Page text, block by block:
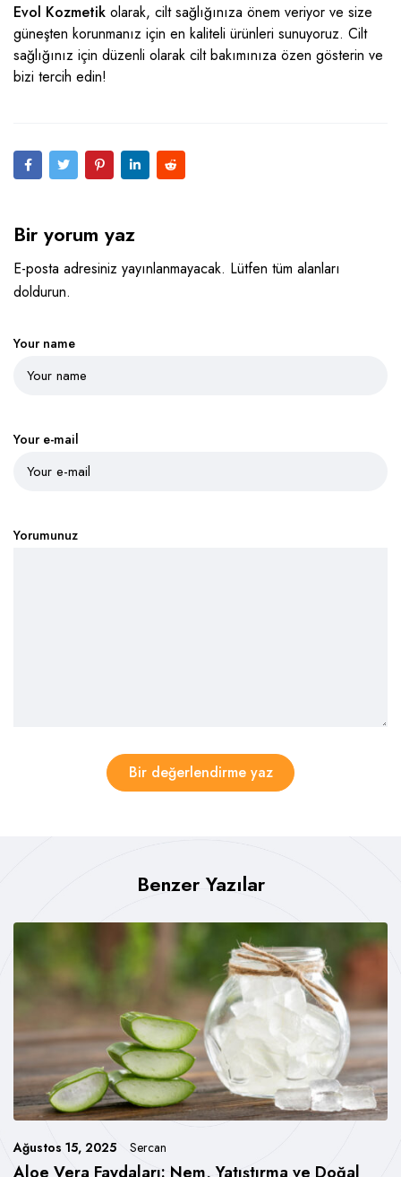
Evol Kozmetik olarak, cilt sağlığınıza önem veriyor ve size
güneşten korunmanız için en kaliteli ürünleri sunuyoruz. Cilt
sağlığınız için düzenli olarak cilt bakımınıza özen gösterin ve
bizi tercih edin!
Bir yorum yaz
E-posta adresiniz yayınlanmayacak. Lütfen tüm alanları
doldurun.
Your name
Your e-mail
Yorumunuz
Bir değerlendirme yaz
Benzer Yazılar
Ağustos 15, 2025 Sercan